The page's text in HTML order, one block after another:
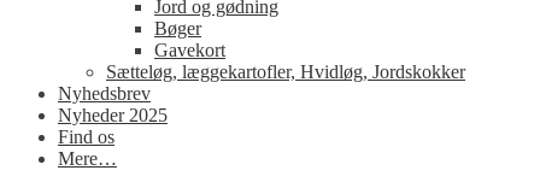
Jord og gødning
Bøger
Gavekort
Sætteløg, læggekartofler, Hvidløg, Jordskokker
Nyhedsbrev
Nyheder 2025
Find os
Mere…